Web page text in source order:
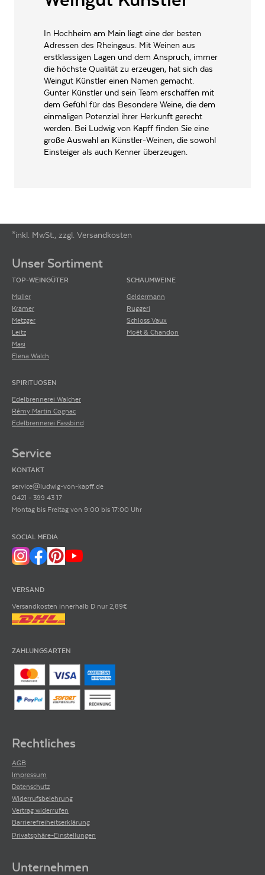
INHALT (LITER) 0.75
PRODUZENT / ABFÜLLER / HERSTELLER
Geheimrat-Hummel-Platz 1
a, 65239 Hochheim
4018759200240
ARTIKELNUMMER 106518
In Hochheim am Main liegt eine der besten
Adressen des Rheingaus. Mit Weinen aus
erstklassigen Lagen und dem Anspruch, immer
die höchste Qualität zu erzeugen, hat sich das
Weingut Künstler einen Namen gemacht.
Gunter Künstler und sein Team erschaffen mit
dem Gefühl für das Besondere Weine, die dem
einmaligen Potenzial ihrer Herkunft gerecht
werden. Bei Ludwig von Kapff finden Sie eine
große Auswahl an Künstler-Weinen, die sowohl
Einsteiger als auch Kenner überzeugen.
*inkl. MwSt., zzgl. Versandkosten
Unser Sortiment
TOP-WEINGÜTER
Müller
Krämer
Metzger
Leitz
Masi
Elena Walch
SCHAUMWEINE
Geldermann
Ruggeri
Schloss Vaux
Moët & Chandon
SPIRITUOSEN
Edelbrennerei Walcher
Rémy Martin Cognac
Edelbrennerei Fassbind
Service
KONTAKT
service@ludwig-von-kapff.de
0421 - 399 43 17
Montag bis Freitag von 9:00 bis 17:00 Uhr
SOCIAL MEDIA
VERSAND
Versandkosten innerhalb D nur 2,89€
ZAHLUNGSARTEN
Rechtliches
AGB
Impressum
Datenschutz
Widerrufsbelehrung
Vertrag widerrufen
Barrierefreiheitserklärung
Privatsphäre-Einstellungen
Unternehmen